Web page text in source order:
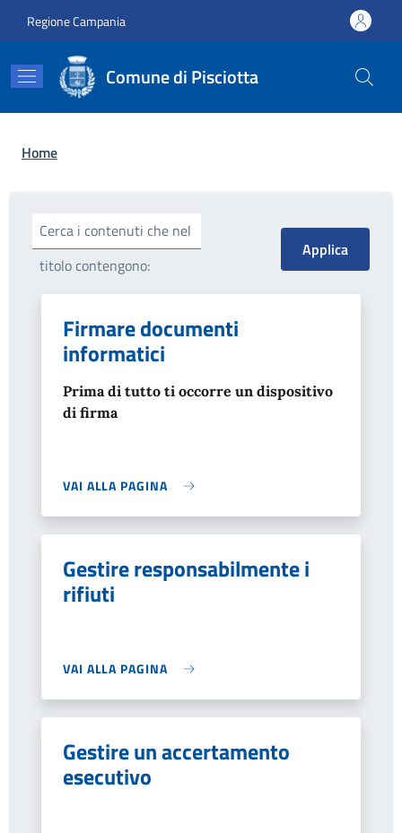
Regione Campania
Comune di Pisciotta
Briciole di pane
Home
Cerca i contenuti che nel
titolo contengono:
Firmare documenti
informatici
Prima di tutto ti occorre un dispositivo
di firma
VAI ALLA PAGINA
Gestire responsabilmente i
rifiuti
VAI ALLA PAGINA
Gestire un accertamento
esecutivo